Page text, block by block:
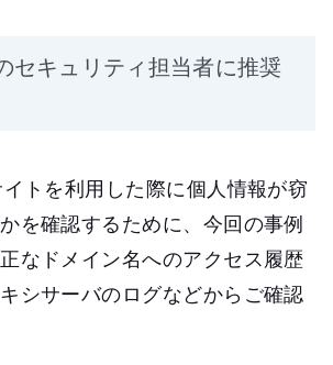
セキュリティ担当者に推奨
トを利用した際に個人情報が窃
を確認するために、今回の事例
なドメイン名へのアクセス履歴
シサーバのログなどからご確認